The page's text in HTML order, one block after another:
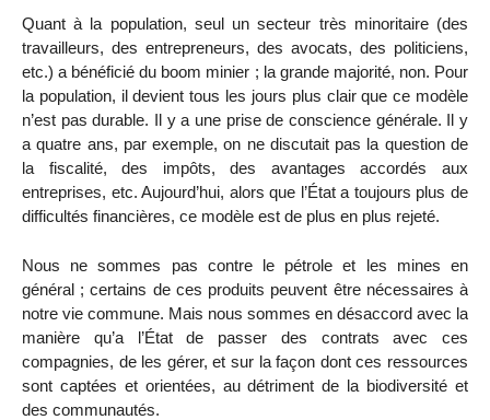
Quant à la population, seul un secteur très minoritaire (des
travailleurs, des entrepreneurs, des avocats, des politiciens,
etc.) a bénéficié du boom minier ; la grande majorité, non. Pour
la population, il devient tous les jours plus clair que ce modèle
n’est pas durable. Il y a une prise de conscience générale. Il y
a quatre ans, par exemple, on ne discutait pas la question de
la fiscalité, des impôts, des avantages accordés aux
entreprises, etc. Aujourd’hui, alors que l’État a toujours plus de
difficultés financières, ce modèle est de plus en plus rejeté.
Nous ne sommes pas contre le pétrole et les mines en
général ; certains de ces produits peuvent être nécessaires à
notre vie commune. Mais nous sommes en désaccord avec la
manière qu’a l’État de passer des contrats avec ces
compagnies, de les gérer, et sur la façon dont ces ressources
sont captées et orientées, au détriment de la biodiversité et
des communautés.